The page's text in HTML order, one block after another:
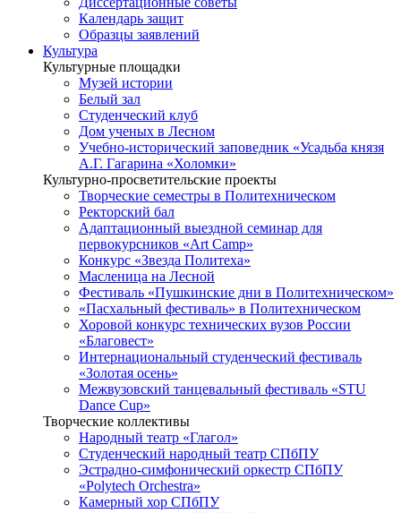
Календарь защит
Образцы заявлений
Культура
Культурные площадки
Музей истории
Белый зал
Студенческий клуб
Дом ученых в Лесном
Учебно-исторический заповедник «Усадьба князя
А.Г. Гагарина «Холомки»
Культурно-просветительские проекты
Творческие семестры в Политехническом
Ректорский бал
Адаптационный выездной семинар для
первокурсников «Art Camp»
Конкурс «Звезда Политеха»
Масленица на Лесной
Фестиваль «Пушкинские дни в Политехническом»
«Пасхальный фестиваль» в Политехническом
Хоровой конкурс технических вузов России
«Благовест»
Интернациональный студенческий фестиваль
«Золотая осень»
Межвузовский танцевальный фестиваль «STU
Dance Cup»
Творческие коллективы
Народный театр «Глагол»
Студенческий народный театр СПбПУ
Эстрадно-симфонический оркестр СПбПУ
«Polytech Orchestra»
Камерный хор СПбПУ